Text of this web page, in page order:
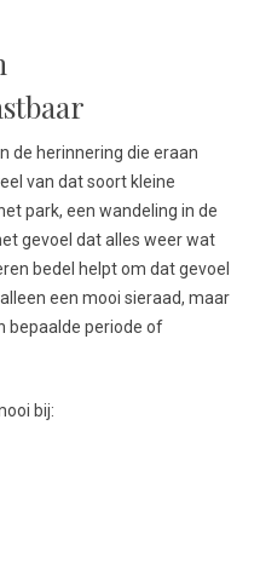
de herinnering die eraan
van dat soort kleine
park, een wandeling in de
gevoel dat alles weer wat
bedel helpt om dat gevoel
een mooi sieraad, maar
bepaalde periode of
bij: